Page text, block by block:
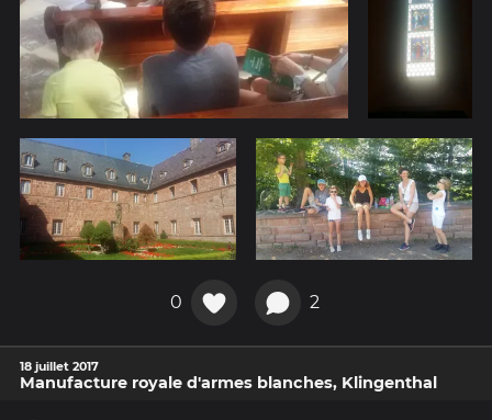
0 2
18 juillet 2017
Manufacture royale d'armes blanches, Klingenthal